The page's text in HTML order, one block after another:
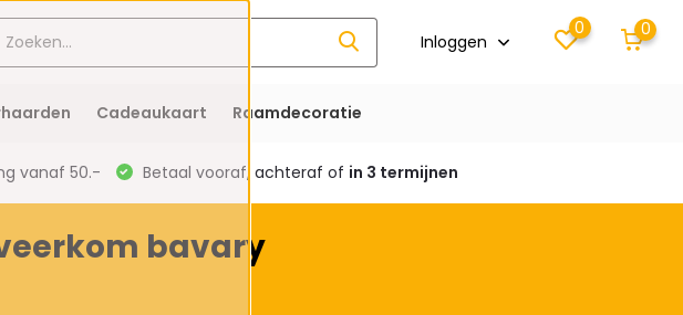
Inloggen
0 0
Cadeaukaart Raamdecoratie
vanaf 50.- Betaal vooraf, achteraf of in 3 termijnen
bavary